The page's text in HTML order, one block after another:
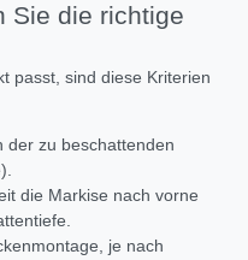
Sie die richtige
passt, sind diese Kriterien
der zu beschattenden
die Markise nach vorne
je nach